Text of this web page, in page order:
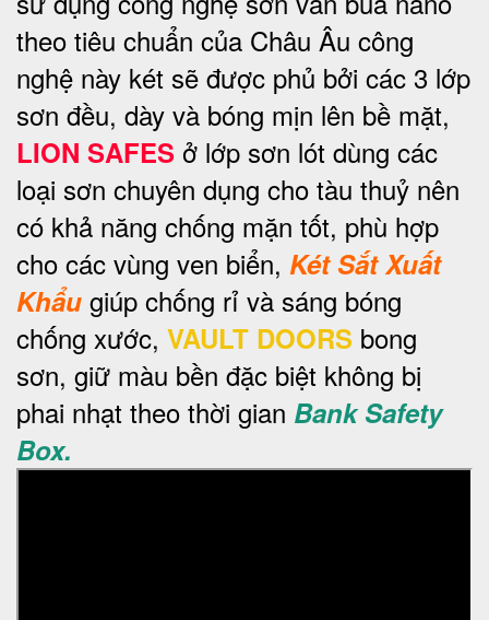
theo tiêu chuẩn của Châu Âu công
nghệ này két sẽ được phủ bởi các 3 lớp
sơn đều, dày và bóng mịn lên bề mặt,
LION SAFES ở lớp sơn lót dùng các
loại sơn chuyên dụng cho tàu thuỷ nên
có khả năng chống mặn tốt, phù hợp
cho các vùng ven biển, Két Sắt Xuất
Khẩu giúp chống rỉ và sáng bóng
chống xước, VAULT DOORS bong
sơn, giữ màu bền đặc biệt không bị
phai nhạt theo thời gian Bank Safety
Box.